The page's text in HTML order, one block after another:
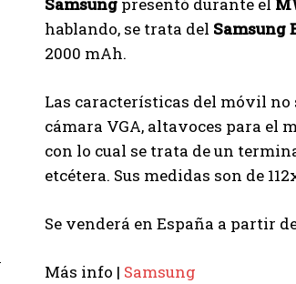
hablando, se trata del Samsung
2000 mAh.
Las características del móvil no
cámara VGA, altavoces para el
con lo cual se trata de un
etcétera. Sus medidas son de
Se venderá en España a partir
Más info | Samsung